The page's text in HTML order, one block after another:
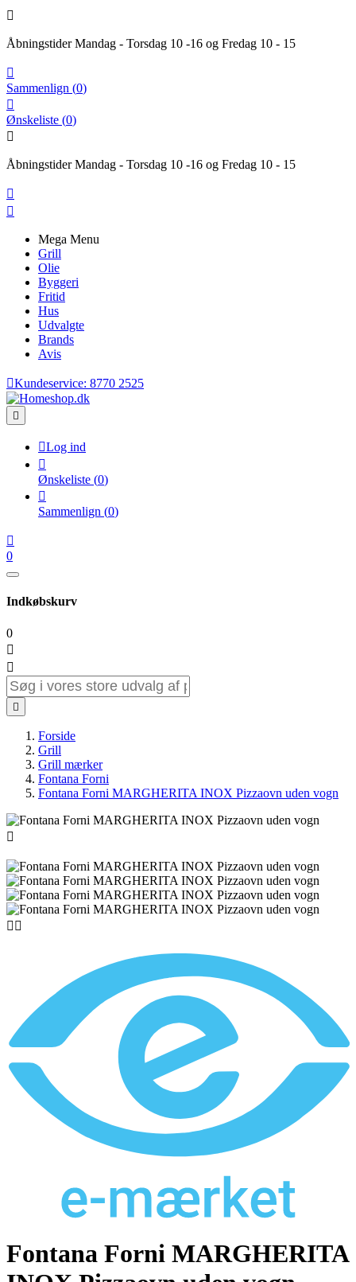

Åbningstider Mandag - Torsdag 10 -16 og Fredag 10 - 15

Sammenlign (0)

Ønskeliste (0)

Åbningstider Mandag - Torsdag 10 -16 og Fredag 10 - 15


Mega Menu
Grill
Olie
Byggeri
Fritid
Hus
Udvalgte
Brands
Avis
Kundeservice: 8770 2525

Log ind

Ønskeliste (0)

Sammenlign (0)

0
Indkøbskurv
0



Forside
Grill
Grill mærker
Fontana Forni
Fontana Forni MARGHERITA INOX Pizzaovn uden vogn

 
Fontana Forni MARGHERITA